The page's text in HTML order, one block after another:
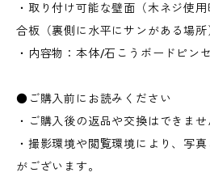
・取り付け可能な壁面（木ネジ使
合板（裏側に水平にサンがある場所
・内容物：本体/石こうボードピン
●ご購入前にお読みください
・ご購入後の返品や交換はできませ
・撮影環境や閲覧環境により、写
がございます。